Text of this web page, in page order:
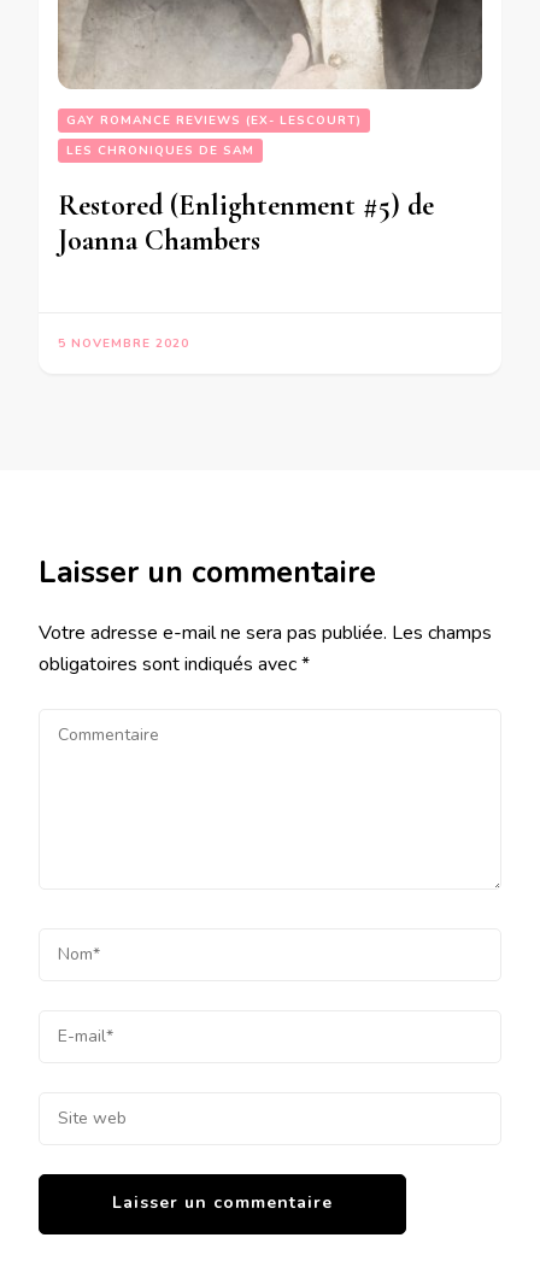
GAY ROMANCE REVIEWS (EX- LESCOURT)
LES CHRONIQUES DE SAM
Restored (Enlightenment #5) de
Joanna Chambers
5 NOVEMBRE 2020
Laisser un commentaire
Votre adresse e-mail ne sera pas publiée. Les champs
obligatoires sont indiqués avec*